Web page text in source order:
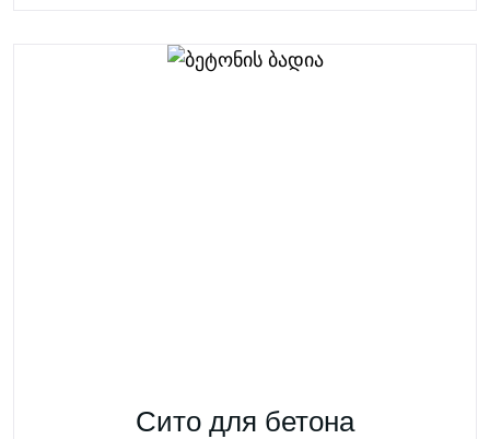
Сито для бетона